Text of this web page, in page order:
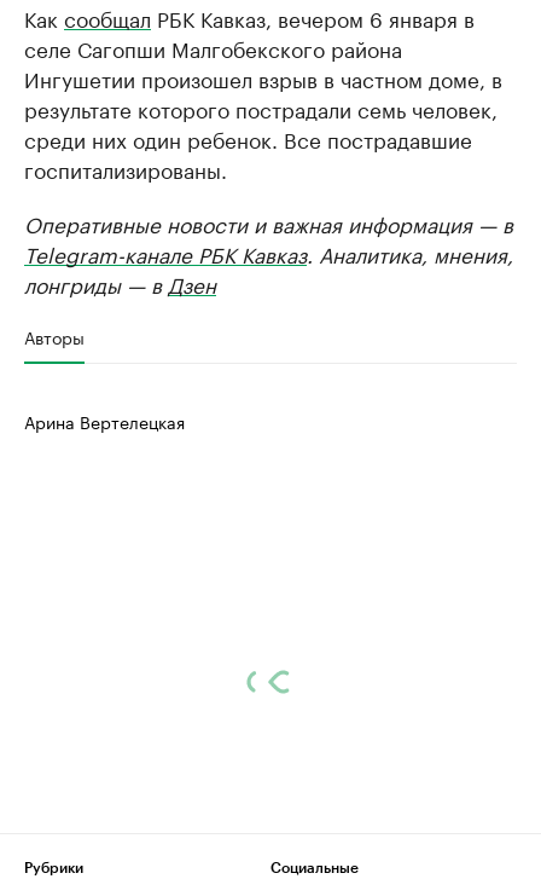
Как сообщал РБК Кавказ, вечером 6 января в
селе Сагопши Малгобекского района
Ингушетии произошел взрыв в частном доме, в
результате которого пострадали семь человек,
среди них один ребенок. Все пострадавшие
госпитализированы.
Оперативные новости и важная информация — в
Telegram-канале РБК Кавказ. Аналитика, мнения,
лонгриды — в Дзен
Авторы
Арина Вертелецкая
Рубрики
Социальные